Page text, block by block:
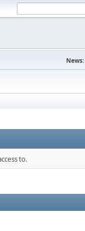
News:
to.